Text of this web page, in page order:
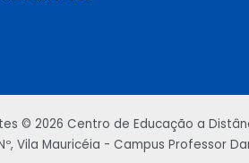
© 2026 Centro de Educação a
Vila Mauricéia - Campus Professor